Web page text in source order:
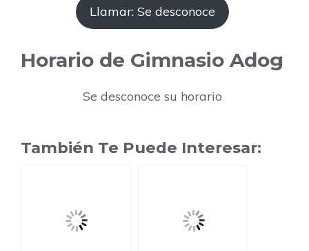
Llamar: Se desconoce
Horario de Gimnasio Adog
Se desconoce su horario
También Te Puede Interesar: